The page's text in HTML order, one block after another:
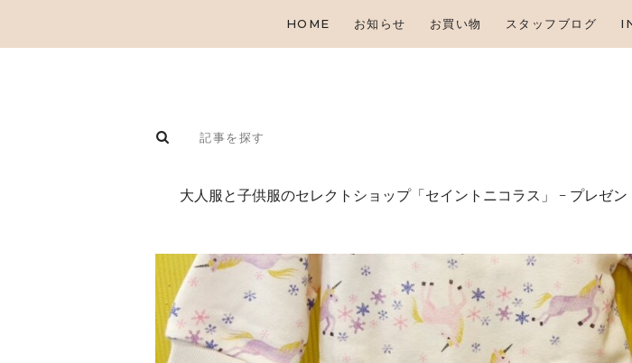
HOME お知らせ お買い物 スタッフブログ
⼤⼈服と⼦供服のセレクトショップ「セイントニコラス」 – プレゼ
HOME
INSTAGRAM
お問い合わせ